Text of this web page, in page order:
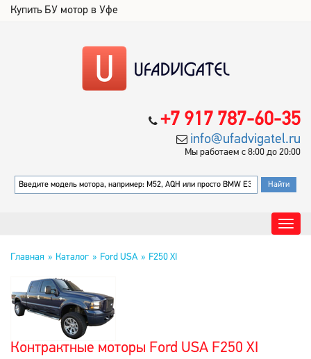
Купить БУ мотор в Уфе
+7 917 787-60-35
info@ufadvigatel.ru
Мы работаем с 8:00 до 20:00
Главная Каталог Ford USA F250 XI
Контрактные моторы Ford USA F250 XI